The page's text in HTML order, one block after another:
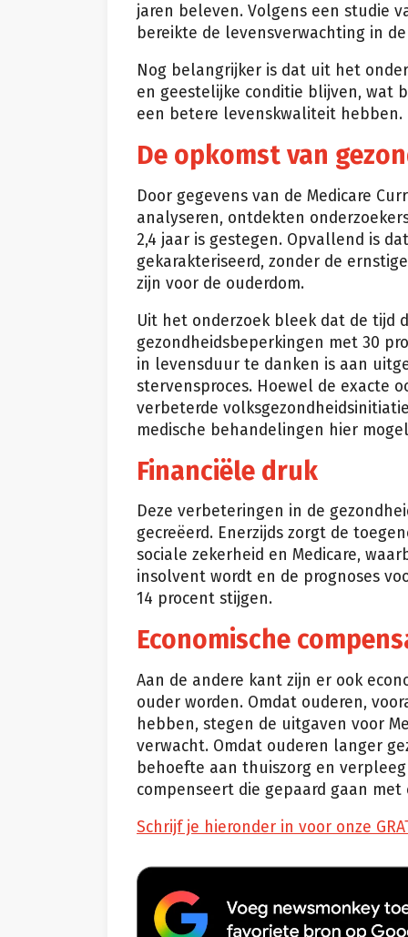
jaren beleven. Volgens een studie
bereikte de levensverwachting in
Nog belangrijker is dat uit het
en geestelijke conditie blijven, wat
een betere levenskwaliteit hebben.
De opkomst van
Door gegevens van de Medicare
analyseren, ontdekten
2,4 jaar is gestegen. Opvallend is
gekarakteriseerd, zonder de
zijn voor de ouderdom.
Uit het onderzoek bleek dat de tijd
gezondheidsbeperkingen met 30
in levensduur te danken is aan
stervensproces. Hoewel de exacte
verbeterde
medische behandelingen hier
Financiële druk
Deze verbeteringen in de
gecreëerd. Enerzijds zorgt de
sociale zekerheid en Medicare,
insolvent wordt en de prognoses
14 procent stijgen.
Economische
Aan de andere kant zijn er ook
ouder worden. Omdat ouderen,
hebben, stegen de uitgaven voor
verwacht. Omdat ouderen langer
behoefte aan thuiszorg en
compenseert die gepaard gaan
Schrijf je hieronder in voor onze